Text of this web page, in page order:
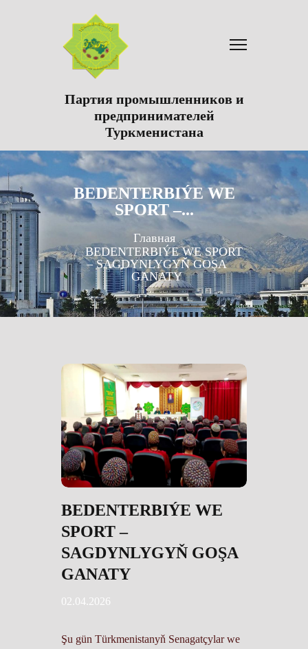
Партия промышленников и
предпринимателей
Туркменистана
BEDENTERBIÝE WE
SPORT –...
Главная
BEDENTERBIÝE WE SPORT
– SAGDYNLYGYŇ GOŞA
GANATY
BEDENTERBIÝE WE
SPORT –
SAGDYNLYGYŇ GOŞA
GANATY
02.04.2026
Şu gün Türkmenistanyň Senagatçylar we